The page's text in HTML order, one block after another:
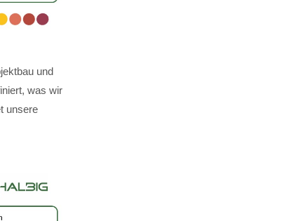
und
was wir
unsere